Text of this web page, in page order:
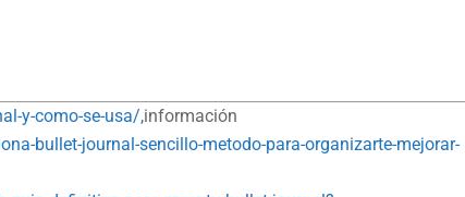
y-como-se-usa/,información
bullet-journal-sencillo-metodo-para-organizarte-mejorar-